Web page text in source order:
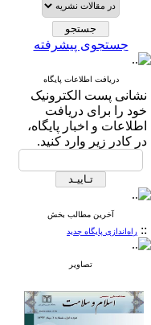
جستجوی پیشرفته
دریافت اطلاعات پایگاه
نشانی پست الکترونیک
خود را برای دریافت
اطلاعات و اخبار پایگاه،
در کادر زیر وارد کنید.
آخرین مطالب بخش
:: راه‌اندازی پایگاه جدید
تصاویر